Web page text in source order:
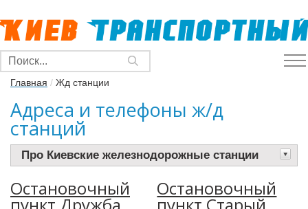
Главная / Жд станции
Адреса и телефоны ж/д
станций
Про Киевские железнодорожные станции
Остановочный Остановочный